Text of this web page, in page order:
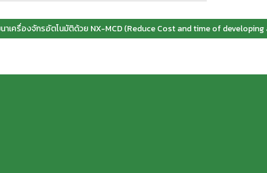
าเครื่องจักรอัตโนมัติด้วย NX-MCD (Reduce Cost and time of